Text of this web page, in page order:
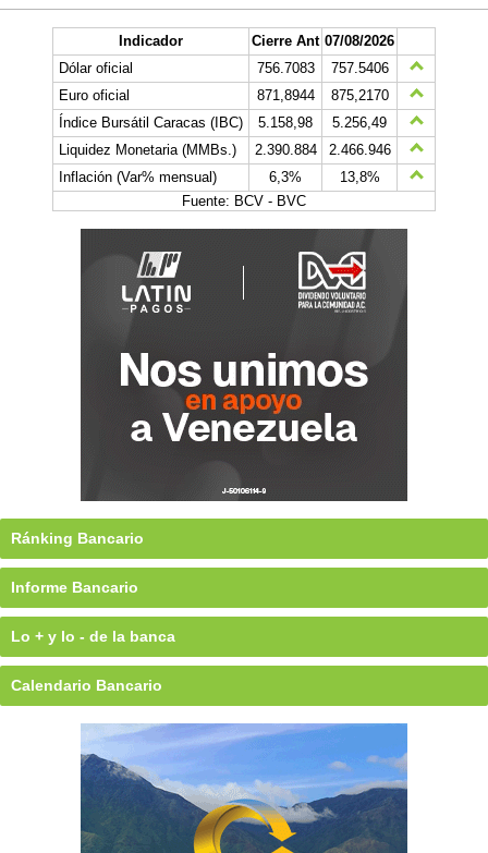
Indicador Cierre Ant 07/08/2026
Dólar oficial
756.7083
757.5406
Euro oficial
871,8944
875,2170
Índice Bursátil Caracas (IBC)
5.158,98
5.256,49
Liquidez Monetaria (MMBs.)
2.390.884
2.466.946
Inflación (Var% mensual)
6,3%
13,8%
Fuente: BCV - BVC
Ránking Bancario
Informe Bancario
Lo + y lo - de la banca
Calendario Bancario